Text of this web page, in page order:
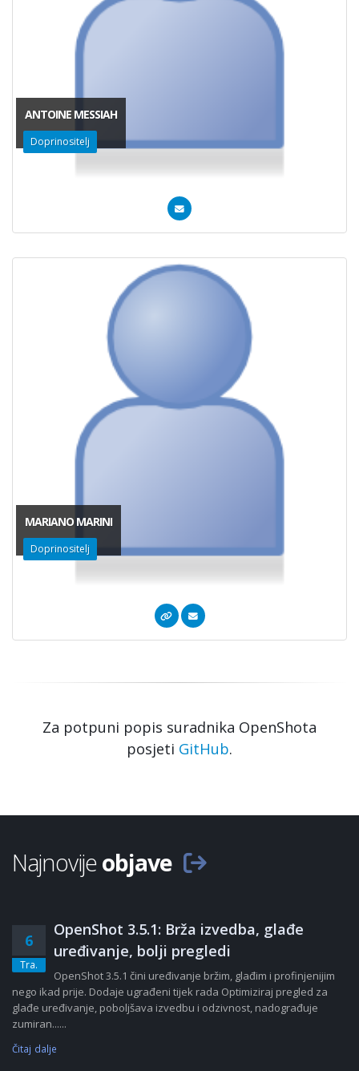
ANTOINE MESSIAH
Doprinositelj
MARIANO MARINI
Doprinositelj
Za potpuni popis suradnika OpenShota
posjeti GitHub.
Najnovijeobjave
6
Tra.
OpenShot 3.5.1: Brža izvedba, glađe
uređivanje, bolji pregledi
OpenShot 3.5.1 čini uređivanje bržim, glađim i profinjenijim
nego ikad prije. Dodaje ugrađeni tijek rada Optimiziraj pregled za
glađe uređivanje, poboljšava izvedbu i odzivnost, nadograđuje
zumiran......
Čitaj dalje